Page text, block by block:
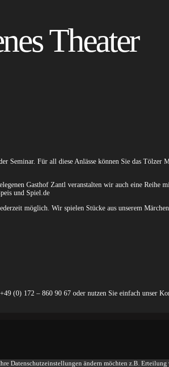
Theater
Seminar. Für all diese Anlässe können Sie das
Gasthof Zantl veranstalten wir auch eine
und Spiel.de
möglich. Wir spielen Stücke aus unserem
(0) 172 – 860 90 67 oder nutzen Sie einfach unser
Datenschutzeinstellungen ändern möchten z.B.